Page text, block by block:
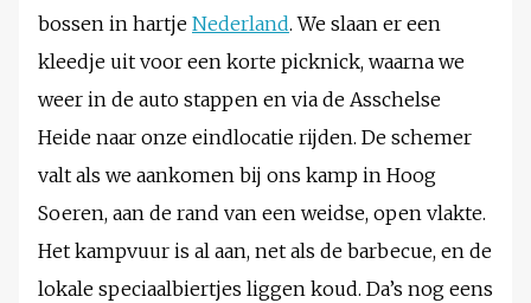
bossen in hartje Nederland. We slaan er een
kleedje uit voor een korte picknick, waarna we
weer in de auto stappen en via de Asschelse
Heide naar onze eindlocatie rijden. De schemer
valt als we aankomen bij ons kamp in Hoog
Soeren, aan de rand van een weidse, open vlakte.
Het kampvuur is al aan, net als de barbecue, en de
lokale speciaalbiertjes liggen koud. Da’s nog eens